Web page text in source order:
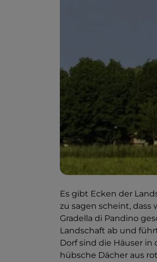
Es gibt Ecken der
zu sagen scheint,
Gradella di Pandino
Landschaft ab und
Dorf sind die Häuser
hübsche Dächer aus